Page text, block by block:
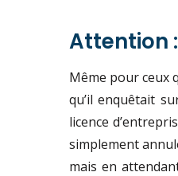
Attention
Même pour ceux
qu’il enquêtait
licence
simplement
mais en